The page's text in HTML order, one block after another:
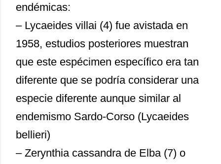
endémicas:
– Lycaeides villai (4) fue avistada en
1958, estudios posteriores muestran
que este espécimen específico era tan
diferente que se podría considerar una
especie diferente aunque similar al
endemismo Sardo-Corso (Lycaeides
bellieri)
– Zerynthia cassandra de Elba (7) o